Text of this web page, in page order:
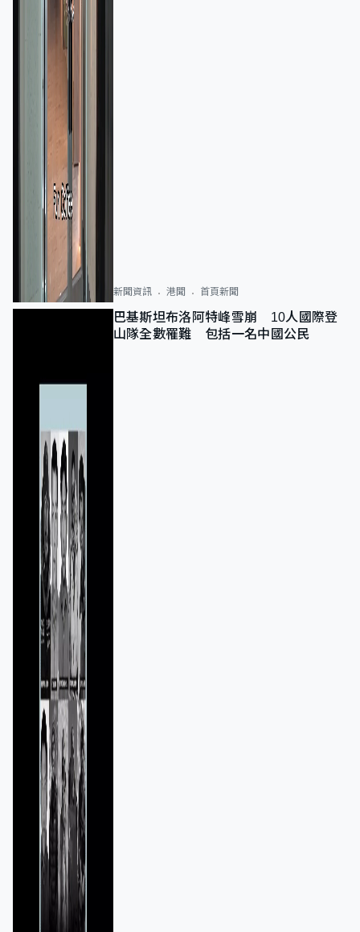
新聞資訊 港聞 首頁新聞
巴基斯坦布洛阿特峰雪崩 10人國際登
山隊全數罹難 包括一名中國公民